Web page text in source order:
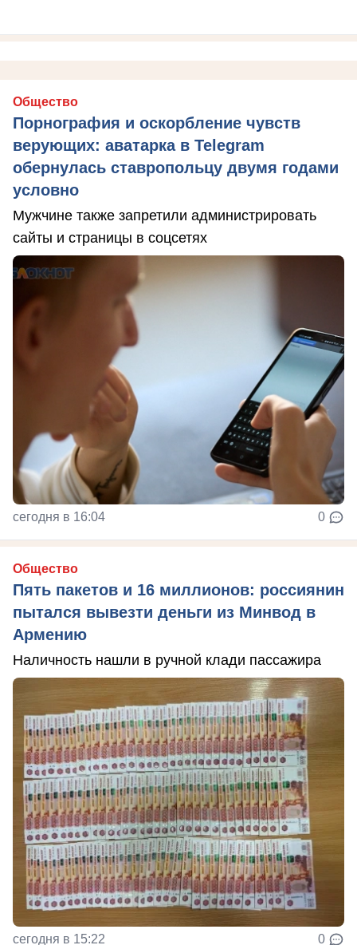
Общество
Порнография и оскорбление чувств
верующих: аватарка в Telegram
обернулась ставропольцу двумя годами
условно
Мужчине также запретили администрировать
сайты и страницы в соцсетях
сегодня в 16:04 0
Общество
Пять пакетов и 16 миллионов: россиянин
пытался вывезти деньги из Минвод в
Армению
Наличность нашли в ручной клади пассажира
сегодня в 15:22 0